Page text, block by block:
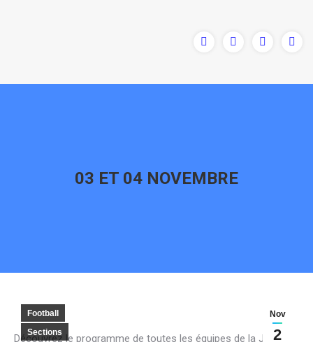
03 ET 04 NOVEMBRE
Nov
2
Football
Sections
Découvrez le programme de toutes les équipes de la JA